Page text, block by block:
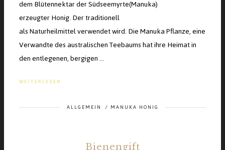
dem Blütennektar der Südseemyrte(Manuka)
erzeugter Honig. Der traditionell
als Naturheilmittel verwendet wird. Die Manuka Pflanze, eine
Verwandte des australischen Teebaums hat ihre Heimat in
den entlegenen, bergigen …
WEITERLESEN
ALLGEMEIN / MANUKA HONIG
Bienengift